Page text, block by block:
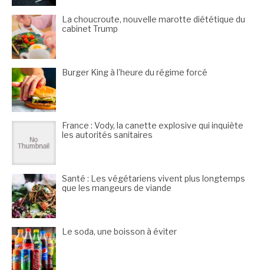
La choucroute, nouvelle marotte diététique du
cabinet Trump
Burger King à l’heure du régime forcé
France : Vody, la canette explosive qui inquiète
les autorités sanitaires
Santé : Les végétariens vivent plus longtemps
que les mangeurs de viande
Le soda, une boisson à éviter